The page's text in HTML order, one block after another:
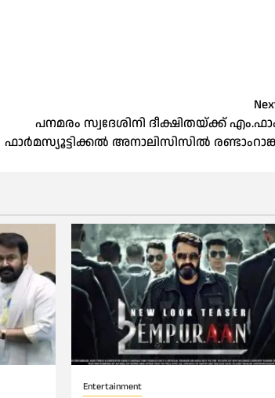
പനമരം സ്വദേശിനി ദീക്ഷിതയ്ക്ക്
ഫാർമസ്യൂട്ടിക്കൽ അനാലിസിസിൽ
Entertainment